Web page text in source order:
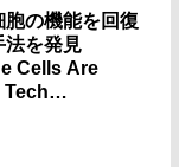
の機能を回復
法を発見
Cells Are
a Way to